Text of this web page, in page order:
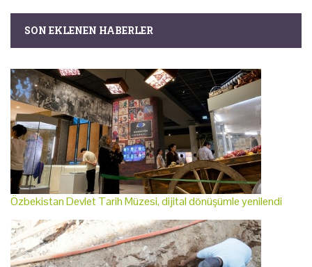
SON EKLENEN HABERLER
Özbekistan Devlet Tarih Müzesi, dijital dönüşümle yenilendi